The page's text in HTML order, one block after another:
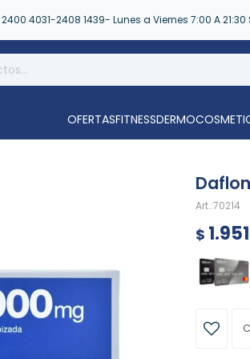
2400 4031-2408 1439- Lunes a Viernes 7:00 A
OFERTASFITNESS
70214
$ 1.951